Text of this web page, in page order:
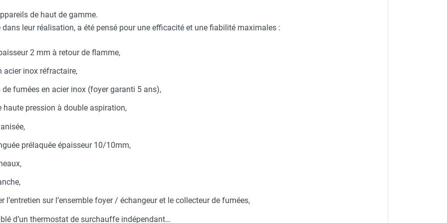
de haut de gamme.
leur réalisation, a été pensé pour une efficacité et une fiabilité maximales :
2 mm à retour de flamme,
acier inox réfractaire,
fumées en acier inox (foyer garanti 5 ans),
pression à double aspiration,
prélaquée épaisseur 10/10mm,
sur l’ensemble foyer / échangeur et le collecteur de fumées,
d’un thermostat de surchauffe indépendant…